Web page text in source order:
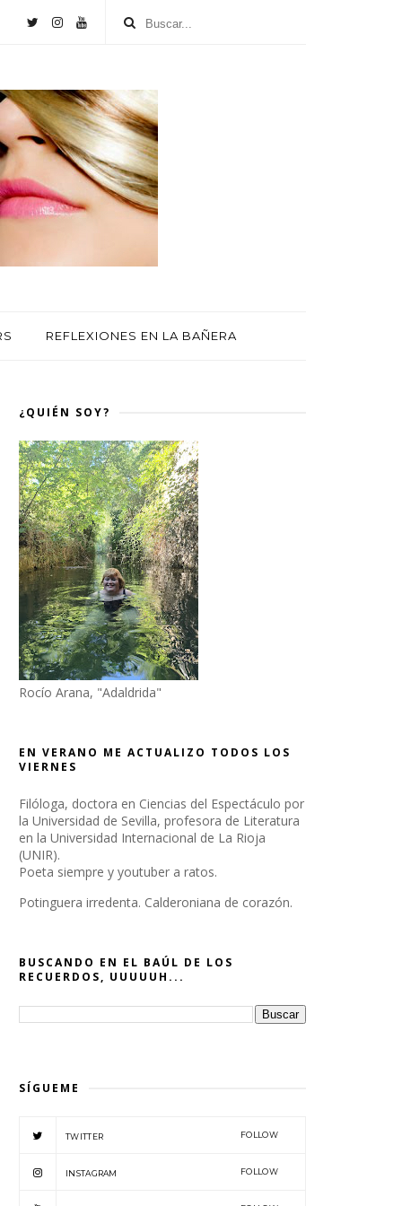
REFLEXIONES EN LA BAÑERA
¿QUIÉN SOY?
Rocío Arana, "Adaldrida"
EN VERANO ME ACTUALIZO TODOS LOS
VIERNES
Filóloga, doctora en Ciencias del Espectáculo por
la Universidad de Sevilla, profesora de Literatura
en la Universidad Internacional de La Rioja
(UNIR).
Poeta siempre y youtuber a ratos.
Potinguera irredenta. Calderoniana de corazón.
BUSCANDO EN EL BAÚL DE LOS
RECUERDOS, UUUUUH...
SÍGUEME
TWITTER FOLLOW
INSTAGRAM FOLLOW